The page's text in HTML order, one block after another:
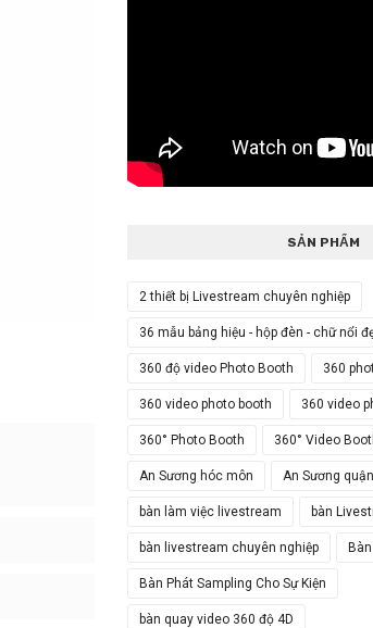
SẢN PHẨM
2 thiết bị Livestream chuyên nghiệp
36 mẫu bảng hiệu - hộp đèn - chữ nổi
360 độ video Photo Booth 360
360 video photo booth 360 video
360° Photo Booth 360° Video
An Sương hóc môn An Sương
bàn làm việc livestream bàn
bàn livestream chuyên nghiệp
Bàn Phát Sampling Cho Sự Kiện
bàn quay video 360 độ 4D